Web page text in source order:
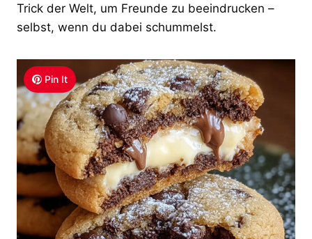
Trick der Welt, um Freunde zu beeindrucken –
selbst, wenn du dabei schummelst.
Pin It